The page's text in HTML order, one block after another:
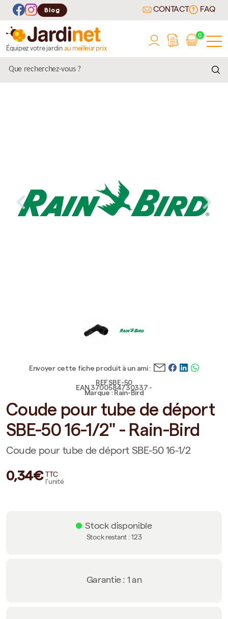
Blog CONTACT FAQ
Équipez votre jardin au meilleur prix
0
Marque : Rain-Bird
EAN.3700584730337 -
REF.SBE-50
Envoyer cette fiche produit à un ami :
Coude pour tube de déport
SBE-50 16-1/2" - Rain-Bird
Coude pour tube de déport SBE-50 16-1/2
0,34€ TTC
l'unité
Stock disponible
Stock restant :123
Garantie : 1 an